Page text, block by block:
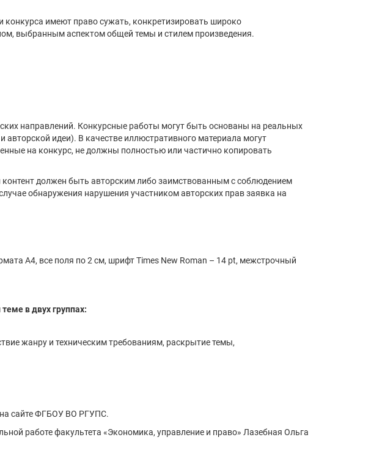
имеют право сужать, конкретизировать широко
выбранным аспектом общей темы и стилем произведения.
направлений. Конкурсные работы могут быть основаны на реальных
идеи). В качестве иллюстративного материала могут
на конкурс, не должны полностью или частично копировать
должен быть авторским либо заимствованным с соблюдением
обнаружения нарушения участником авторских прав заявка на
А4, все поля по 2 см, шрифт Times New Roman – 14 pt, межстрочный
в двух группах:
жанру и техническим требованиям, раскрытие темы,
на сайте ФГБОУ ВО РГУПС.
работе факультета «Экономика, управление и право» Лазебная Ольга